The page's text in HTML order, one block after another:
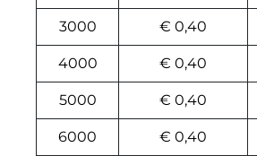
3000 € 0,40
4000 € 0,40
5000 € 0,40
6000 € 0,40